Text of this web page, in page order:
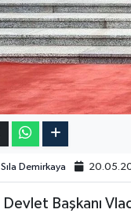
Demirkaya
Devlet Başkanı